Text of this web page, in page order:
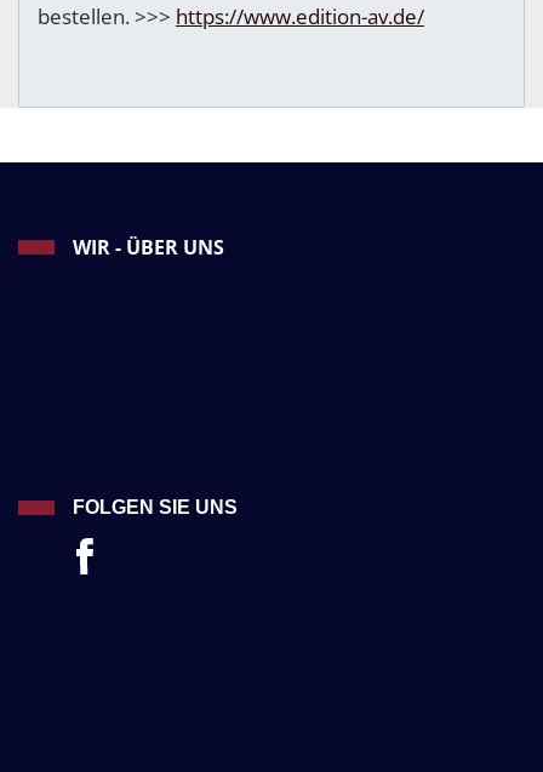
bestellen. >>> https://www.edition-av.de/
WIR - ÜBER UNS
FOLGEN SIE UNS